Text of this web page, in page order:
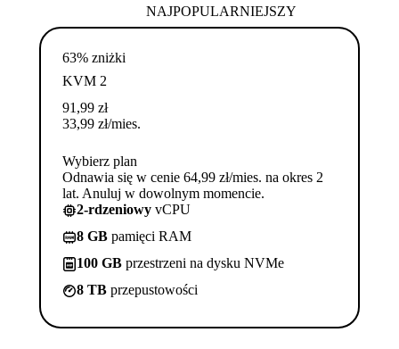
NAJPOPULARNIEJSZY
63% zniżki
KVM 2
91,99 zł
33,99 zł/mies.
Wybierz plan
Odnawia się w cenie 64,99 zł/mies. na okres 2
lat. Anuluj w dowolnym momencie.
2-rdzeniowy vCPU
8 GB pamięci RAM
100 GB przestrzeni na dysku NVMe
8 TB przepustowości